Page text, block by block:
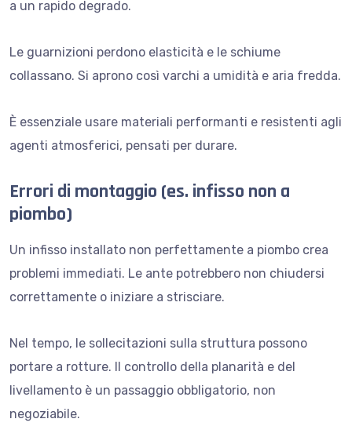
a un rapido degrado.
Le guarnizioni perdono elasticità e le schiume
collassano. Si aprono così varchi a umidità e aria fredda.
È essenziale usare materiali performanti e resistenti agli
agenti atmosferici, pensati per durare.
Errori di montaggio (es. infisso non a
piombo)
Un infisso installato non perfettamente a piombo crea
problemi immediati. Le ante potrebbero non chiudersi
correttamente o iniziare a strisciare.
Nel tempo, le sollecitazioni sulla struttura possono
portare a rotture. Il controllo della planarità e del
livellamento è un passaggio obbligatorio, non
negoziabile.